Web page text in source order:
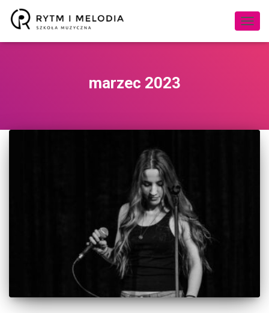
marzec 2023